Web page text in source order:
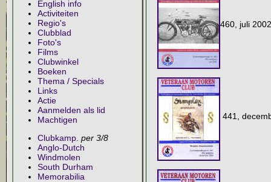
English info
Activiteiten
Regio's
Clubblad
Foto's
Films
Clubwinkel
Boeken
Thema / Specials
Links
Actie
Aanmelden als lid
Machtigen
Clubkamp. per 3/8
Anglo-Dutch
Windmolen
South Durham
Memorabilia
460,
441,